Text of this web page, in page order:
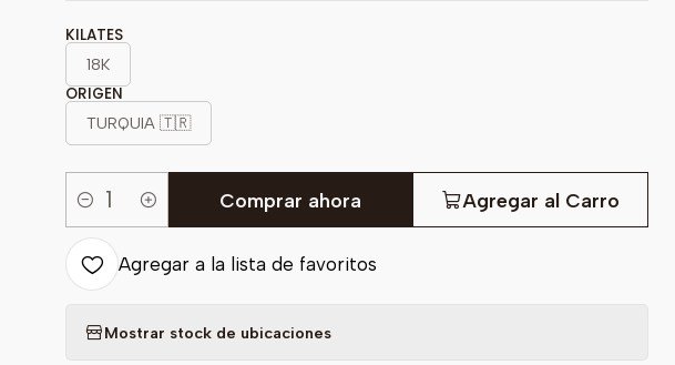
KILATES
18K
ORIGEN
TURQUIA 🇹🇷
Cantidad
Agregar al Carro
Comprar ahora
Agregar a la lista de favoritos
Mostrar stock de ubicaciones